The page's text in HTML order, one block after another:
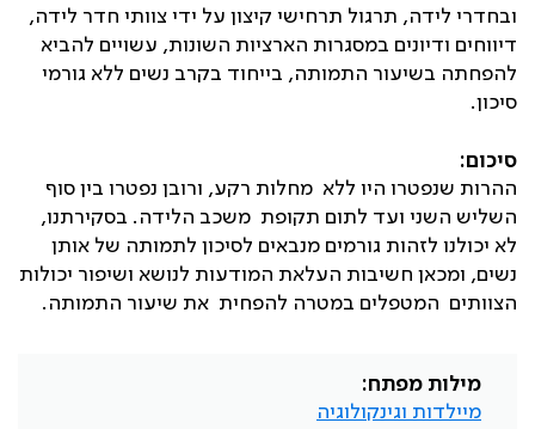
ובחדרי לידה, תרגול תרחישי קיצון על ידי צוותי חדר לידה,
דיווחים ודיונים במסגרות הארציות השונות, עשויים להביא
להפחתה בשיעור התמותה, בייחוד בקרב נשים ללא גורמי
סיכון.
סיכום:
ההרות שנפטרו היו ללא מחלות רקע, ורובן נפטרו בין סוף
השליש השני ועד לתום תקופת משכב הלידה. בסקירתנו,
לא יכולנו לזהות גורמים מנבאים לסיכון לתמותה של אותן
נשים, ומכאן חשיבות העלאת המודעות לנושא ושיפור יכולות
הצוותים המטפלים במטרה להפחית את שיעור התמותה.
מילות מפתח:
מיילדות וגינקולוגיה